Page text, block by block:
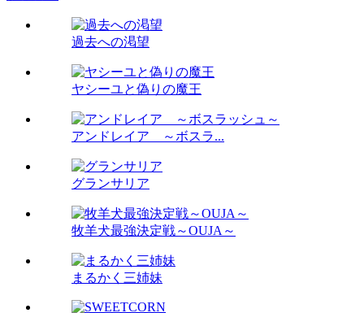
過去への渇望
ヤシーユと偽りの魔王
アンドレイア ～ボスラ...
グランサリア
牧羊犬最強決定戦～OUJA～
まるかく三姉妹